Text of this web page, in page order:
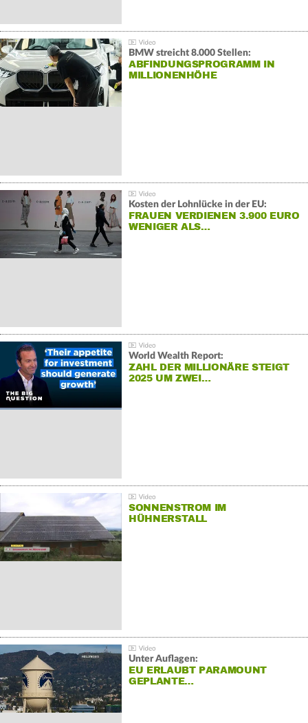
BMW streicht 8.000 Stellen:
ABFINDUNGSPROGRAMM IN
MILLIONENHÖHE
Kosten der Lohnlücke in der EU:
FRAUEN VERDIENEN 3.900 EURO
WENIGER ALS…
World Wealth Report:
ZAHL DER MILLIONÄRE STEIGT
2025 UM ZWEI…
SONNENSTROM IM
HÜHNERSTALL
Unter Auflagen:
EU ERLAUBT PARAMOUNT
GEPLANTE…